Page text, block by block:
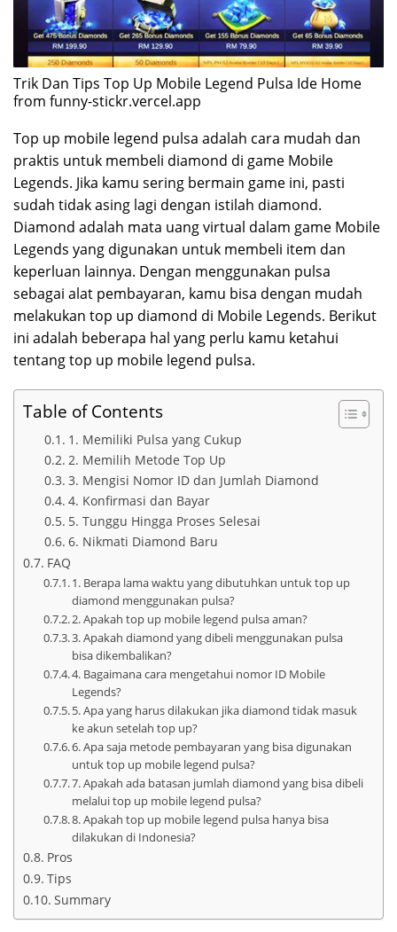
Trik Dan Tips Top Up Mobile Legend Pulsa Ide Home
from funny-stickr.vercel.app
Top up mobile legend pulsa adalah cara mudah dan
praktis untuk membeli diamond di game Mobile
Legends. Jika kamu sering bermain game ini, pasti
sudah tidak asing lagi dengan istilah diamond.
Diamond adalah mata uang virtual dalam game Mobile
Legends yang digunakan untuk membeli item dan
keperluan lainnya. Dengan menggunakan pulsa
sebagai alat pembayaran, kamu bisa dengan mudah
melakukan top up diamond di Mobile Legends. Berikut
ini adalah beberapa hal yang perlu kamu ketahui
tentang top up mobile legend pulsa.
Table of Contents
1. Memiliki Pulsa yang Cukup
2. Memilih Metode Top Up
3. Mengisi Nomor ID dan Jumlah Diamond
4. Konfirmasi dan Bayar
5. Tunggu Hingga Proses Selesai
6. Nikmati Diamond Baru
FAQ
1. Berapa lama waktu yang dibutuhkan untuk top up
diamond menggunakan pulsa?
2. Apakah top up mobile legend pulsa aman?
3. Apakah diamond yang dibeli menggunakan pulsa
bisa dikembalikan?
4. Bagaimana cara mengetahui nomor ID Mobile
Legends?
5. Apa yang harus dilakukan jika diamond tidak masuk
ke akun setelah top up?
6. Apa saja metode pembayaran yang bisa digunakan
untuk top up mobile legend pulsa?
7. Apakah ada batasan jumlah diamond yang bisa dibeli
melalui top up mobile legend pulsa?
8. Apakah top up mobile legend pulsa hanya bisa
dilakukan di Indonesia?
Pros
Tips
Summary